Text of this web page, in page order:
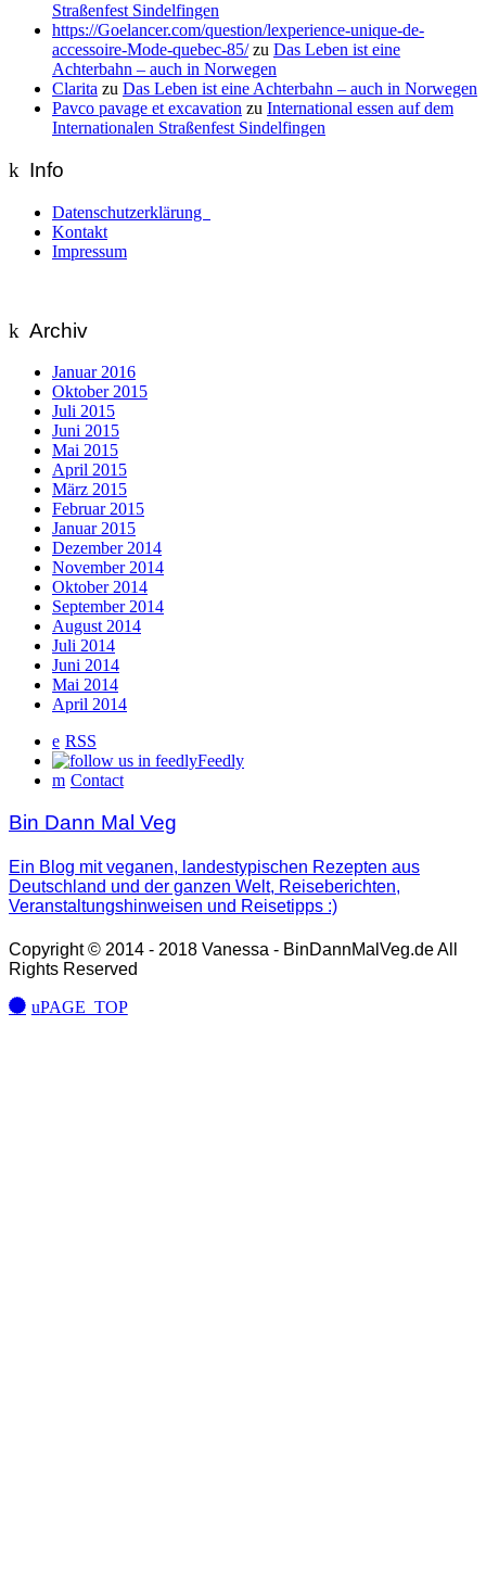
Straßenfest Sindelfingen
https://Goelancer.com/question/lexperience-unique-de-
accessoire-Mode-quebec-85/zu Das Leben ist eine
Achterbahn – auch in Norwegen
Clarita zu Das Leben ist eine Achterbahn – auch in Norwegen
Pavco pavage et excavation zu International essen auf dem
Internationalen Straßenfest Sindelfingen
Info
Datenschutzerklärung
Kontakt
Impressum
Archiv
Januar 2016
Oktober 2015
Juli 2015
Juni 2015
Mai 2015
April 2015
März 2015
Februar 2015
Januar 2015
Dezember 2014
November 2014
Oktober 2014
September 2014
August 2014
Juli 2014
Juni 2014
Mai 2014
April 2014
RSS
Feedly
Contact
Bin Dann Mal Veg
Ein Blog mit veganen, landestypischen Rezepten aus
Deutschland und der ganzen Welt, Reiseberichten,
Veranstaltungshinweisen und Reisetipps :)
Copyright © 2014 - 2018 Vanessa - BinDannMalVeg.de All
Rights Reserved
PAGE TOP